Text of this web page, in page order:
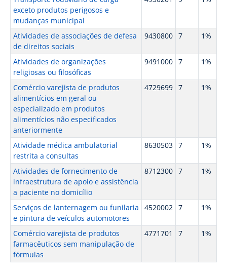
exceto produtos perigosos e
mudanças municipal
Atividades de associações de defesa
de direitos sociais
9430800 7 1%
Atividades de organizações
religiosas ou filosóficas
9491000 7 1%
Comércio varejista de produtos
alimentícios em geral ou
especializado em produtos
alimentícios não especificados
anteriormente
4729699 7 1%
Atividade médica ambulatorial
restrita a consultas
8630503 7 1%
Atividades de fornecimento de
infraestrutura de apoio e assistência
a paciente no domicílio
8712300 7 1%
Serviços de lanternagem ou funilaria
e pintura de veículos automotores
4520002 7 1%
Comércio varejista de produtos
farmacêuticos sem manipulação de
fórmulas
4771701 7 1%